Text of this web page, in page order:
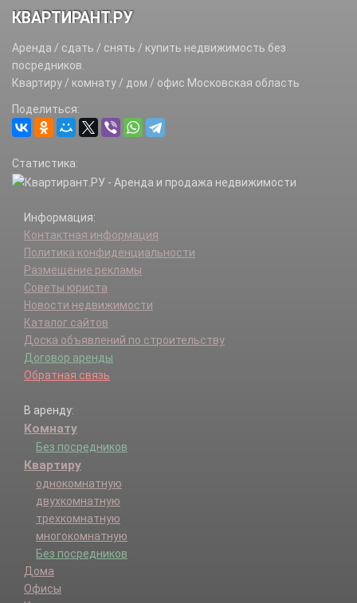
КВАРТИРАНТ.РУ
Аренда / сдать / снять / купить недвижимость без
посредников.
Квартиру / комнату / дом / офис Московская область
Поделиться:
Статистика:
Информация:
Контактная информация
Политика конфиденциальности
Размещение рекламы
Советы юриста
Новости недвижимости
Каталог сайтов
Доска объявлений по строительству
Договор аренды
Обратная связь
В аренду:
Комнату
Без посредников
Квартиру
однокомнатную
двухкомнатную
трехкомнатную
многокомнатную
Без посредников
Дома
Офисы